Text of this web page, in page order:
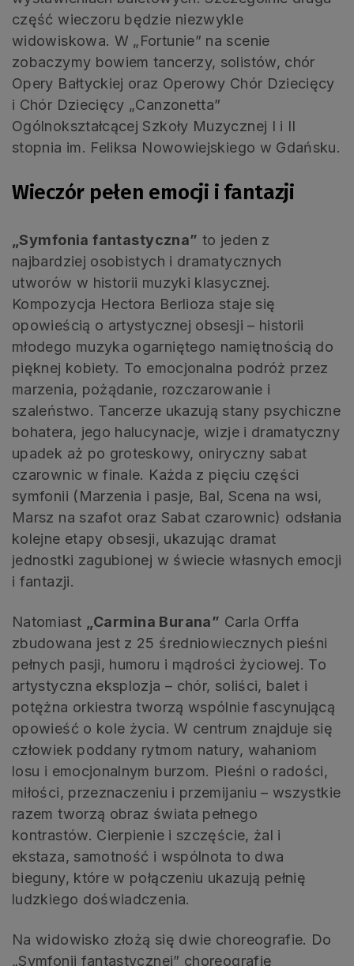
część wieczoru będzie niezwykle
widowiskowa. W „Fortunie” na scenie
zobaczymy bowiem tancerzy, solistów, chór
Opery Bałtyckiej oraz Operowy Chór Dziecięcy
i Chór Dziecięcy „Canzonetta”
Ogólnokształcącej Szkoły Muzycznej I i II
stopnia im. Feliksa Nowowiejskiego w Gdańsku.
Wieczór pełen emocji i fantazji
„Symfonia fantastyczna” to jeden z
najbardziej osobistych i dramatycznych
utworów w historii muzyki klasycznej.
Kompozycja Hectora Berlioza staje się
opowieścią o artystycznej obsesji – historii
młodego muzyka ogarniętego namiętnością do
pięknej kobiety. To emocjonalna podróż przez
marzenia, pożądanie, rozczarowanie i
szaleństwo. Tancerze ukazują stany psychiczne
bohatera, jego halucynacje, wizje i dramatyczny
upadek aż po groteskowy, oniryczny sabat
czarownic w finale. Każda z pięciu części
symfonii (Marzenia i pasje, Bal, Scena na wsi,
Marsz na szafot oraz Sabat czarownic) odsłania
kolejne etapy obsesji, ukazując dramat
jednostki zagubionej w świecie własnych emocji
i fantazji.
Natomiast „Carmina Burana” Carla Orffa
zbudowana jest z 25 średniowiecznych pieśni
pełnych pasji, humoru i mądrości życiowej. To
artystyczna eksplozja – chór, soliści, balet i
potężna orkiestra tworzą wspólnie fascynującą
opowieść o kole życia. W centrum znajduje się
człowiek poddany rytmom natury, wahaniom
losu i emocjonalnym burzom. Pieśni o radości,
miłości, przeznaczeniu i przemijaniu – wszystkie
razem tworzą obraz świata pełnego
kontrastów. Cierpienie i szczęście, żal i
ekstaza, samotność i wspólnota to dwa
bieguny, które w połączeniu ukazują pełnię
ludzkiego doświadczenia.
Na widowisko złożą się dwie choreografie. Do
„Symfonii fantastycznej” choreografię